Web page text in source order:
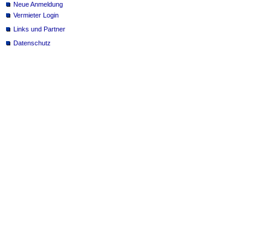
Neue Anmeldung
Vermieter Login
Links und Partner
Datenschutz